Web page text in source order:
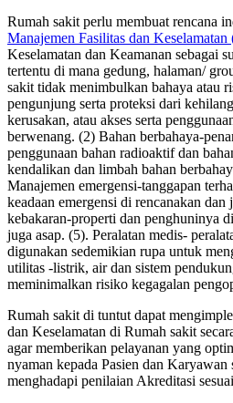
Rumah sakit perlu membuat rencana
Manajemen Fasilitas dan
Keselamatan dan Keamanan sebagai
tertentu di mana gedung, halaman/
sakit tidak menimbulkan bahaya atau
pengunjung serta proteksi dari
kerusakan, atau akses serta
berwenang. (2) Bahan berbahaya-
penggunaan bahan radioaktif dan
kendalikan dan limbah bahan
Manajemen emergensi-tanggapan
keadaan emergensi di rencanakan
kebakaran-properti dan penghuninya
juga asap. (5). Peralatan medis-
digunakan sedemikian rupa untuk
utilitas -listrik, air dan sistem
meminimalkan risiko kegagalan
Rumah sakit di tuntut dapat
dan Keselamatan di Rumah sakit
agar memberikan pelayanan yang
nyaman kepada Pasien dan Karyawan
menghadapi penilaian Akreditasi